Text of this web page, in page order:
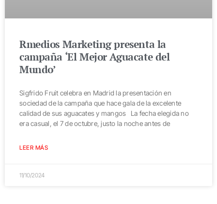
Rmedios Marketing presenta la
campaña ‘El Mejor Aguacate del
Mundo’
Sigfrido Fruit celebra en Madrid la presentación en
sociedad de la campaña que hace gala de la excelente
calidad de sus aguacates y mangos La fecha elegida no
era casual, el 7 de octubre, justo la noche antes de
LEER MÁS
11/10/2024